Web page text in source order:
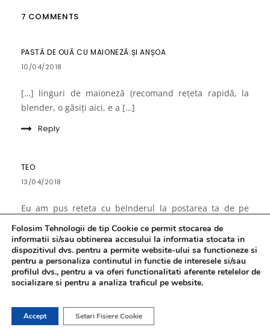
7 COMMENTS
PASTĂ DE OUĂ CU MAIONEZĂ ȘI ANȘOA
10/04/2018
[…] linguri de maioneză (recomand rețeta rapidă, la
blender, o găsiți aici, e a […]
Reply
TEO
13/04/2018
Eu am pus reteta cu belnderul la postarea ta de pe
facebook de Craciun, pentru o tipa care nu reusea cu
maioneza si a reusit 😀 Nu-i a mea, si eu am gasit-o pe
youtube intr-o zi cand am fost invinsa de lene si cu un
castron plin ochi de de legume taiate marunt.
Numai ca e am pus 300 ml ulei, nu 200 si asta pentru ca
de masline extravirgin (fite, dar ala-mi place mie) care-
mi pare mai dens, deci pot pune linistita mai mult ca-mi
Folosim Tehnologii de tip Cookie ce permit stocarea de
informatii si/sau obtinerea accesului la informatia stocata in
dispozitivul dvs. pentru a permite website-ului sa functioneze si
pentru a personaliza continutul in functie de interesele si/sau
profilul dvs., pentru a va oferi functionalitati aferente retelelor de
socializare si pentru a analiza traficul pe website.
Accept Setari Fisiere Cookie